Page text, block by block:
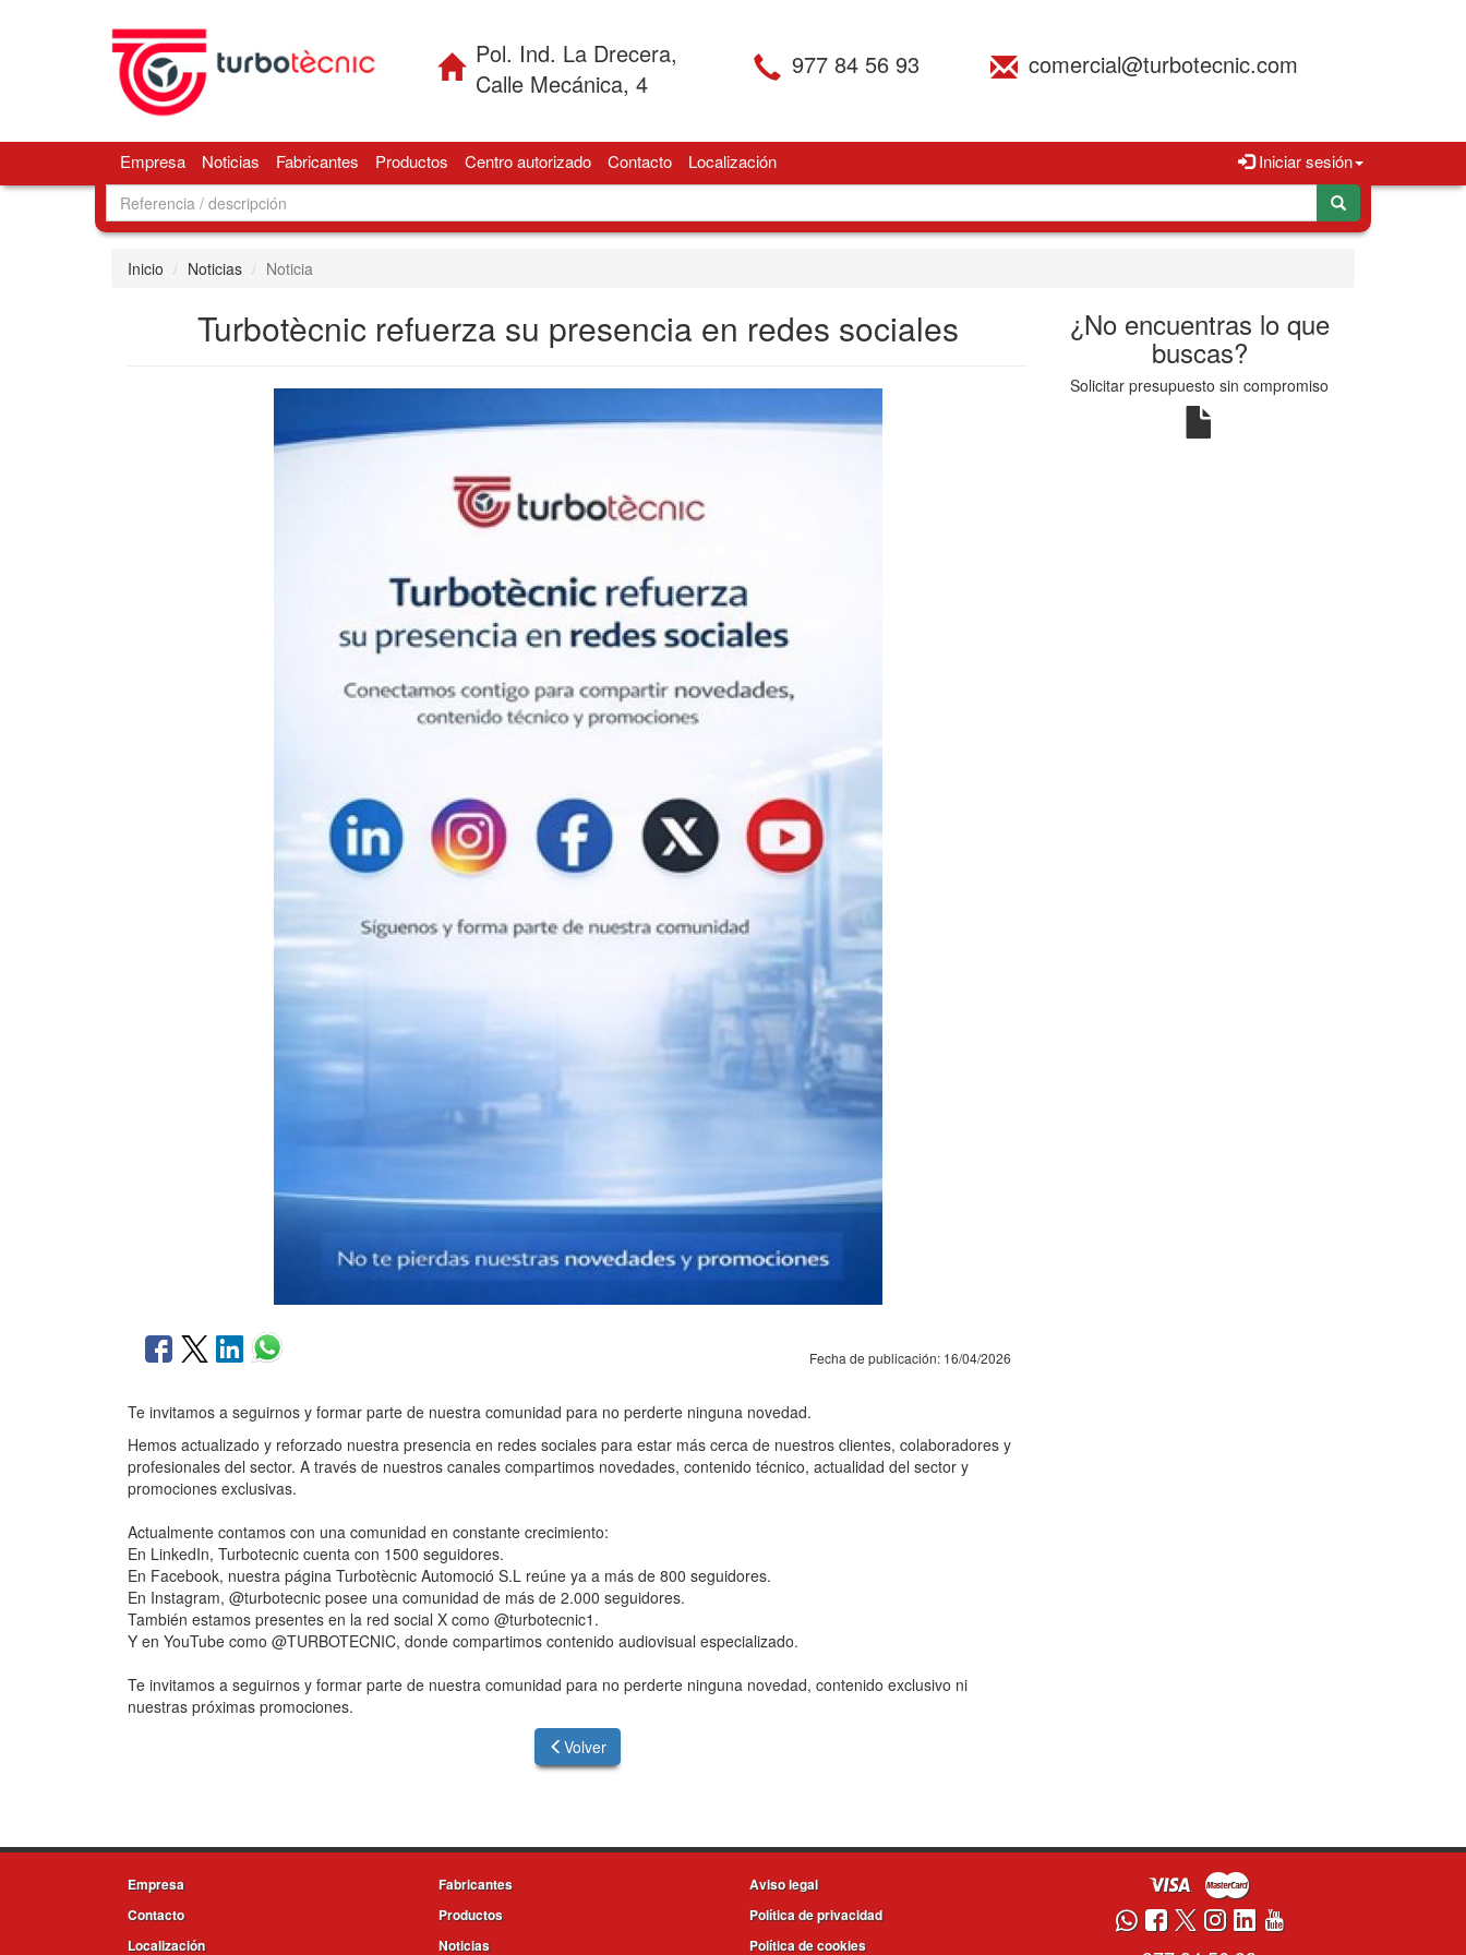
Pol. Ind. La Drecera,
Calle Mecánica, 4
977 84 56 93 comercial@turbotecnic.com
Iniciar sesión
Empresa Noticias Fabricantes Productos Centro autorizado Contacto Localización
Inicio Noticias Noticia
Turbotècnic refuerza su presencia en redes sociales
Fecha de publicación: 16/04/2026
Te invitamos a seguirnos y formar parte de nuestra comunidad para no perderte ninguna novedad.
Hemos actualizado y reforzado nuestra presencia en redes sociales para estar más cerca de nuestros clientes, colaboradores y
profesionales del sector. A través de nuestros canales compartimos novedades, contenido técnico, actualidad del sector y
promociones exclusivas.
Actualmente contamos con una comunidad en constante crecimiento:
En LinkedIn, Turbotecnic cuenta con 1500 seguidores.
En Facebook, nuestra página Turbotècnic Automoció S.L reúne ya a más de 800 seguidores.
En Instagram, @turbotecnic posee una comunidad de más de 2.000 seguidores.
También estamos presentes en la red social X como @turbotecnic1.
Y en YouTube como @TURBOTECNIC, donde compartimos contenido audiovisual especializado.
Te invitamos a seguirnos y formar parte de nuestra comunidad para no perderte ninguna novedad, contenido exclusivo ni
nuestras próximas promociones.
Volver
¿No encuentras lo que
buscas?
Solicitar presupuesto sin compromiso
Empresa
Contacto
Localización
Fabricantes
Productos
Noticias
Aviso legal
Política de privacidad
Política de cookies